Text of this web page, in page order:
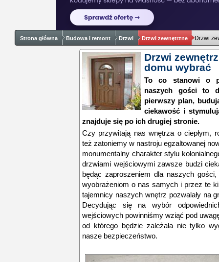
Strona główna Budowa i remont Drzwi Drzwi zewnętrzne Drzwi
Drzwi
domu wybrać
To co stanowi o
naszych gości to
pierwszy plan,
ciekawość i
znajduje się po ich drugiej stronie.
Czy przywitają nas wnętrza o ciepłym,
też zatoniemy w nastroju egzaltowanej
monumentalny charakter stylu
drzwiami wejściowymi zawsze budzi
będąc zaproszeniem dla naszych
wyobrażeniom o nas samych i przez te
tajemnicy naszych wnętrz pozwalały na
Decydując się na wybór
wejściowych powinniśmy wziąć pod
od którego będzie zależała nie tylko
nasze bezpieczeństwo.